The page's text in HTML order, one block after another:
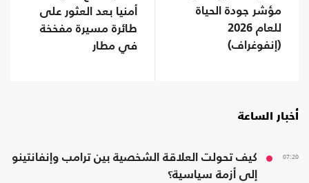
مؤشر جودة الحياة
للعام 2026
(إنفوغراف)
أمنيا بعد العثور على
طائرة مسيرة مفخخة
في مطار
أخبار الساعة
07:20
كيف تحولت العلاقة الشخصية بين ترامب وإنفانتينو
إلى أزمة سياسية؟